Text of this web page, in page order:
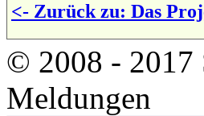
<- Zurück zu: Das
© 2008 - 2017
Meldungen